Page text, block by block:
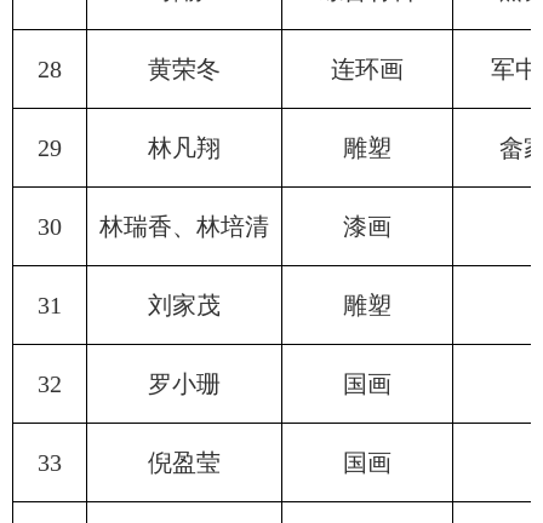
28 黄荣冬 连环画 军
29 林凡翔 雕塑 畲
30 林瑞香、林培清 漆画
31 刘家茂 雕塑
32 罗小珊 国画
33 倪盈莹 国画